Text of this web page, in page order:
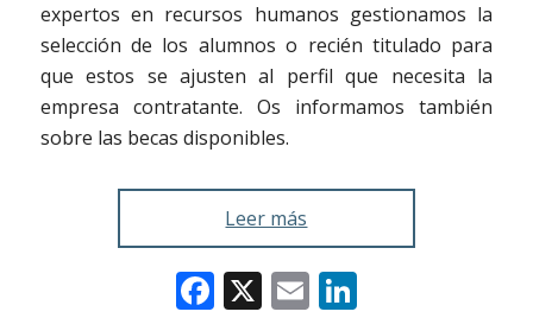
expertos en recursos humanos gestionamos la
selección de los alumnos o recién titulado para
que estos se ajusten al perfil que necesita la
empresa contratante. Os informamos también
sobre las becas disponibles.
Leer más
Facebook
X EmailLinkedIn